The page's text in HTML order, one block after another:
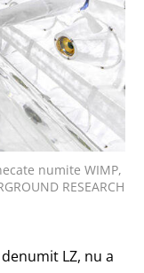
numite WIMP,
RESEARCH
LZ, nu a